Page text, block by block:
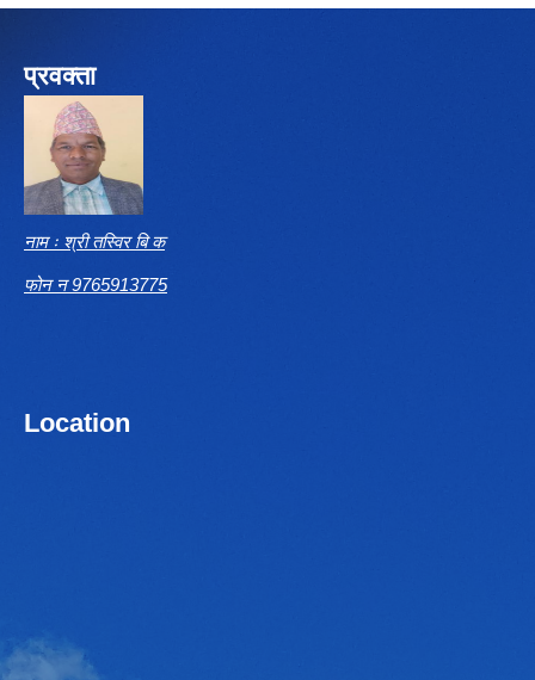
प्रवक्ता
नाम ः श्री तस्विर बि क
फोन न 9765913775
Location